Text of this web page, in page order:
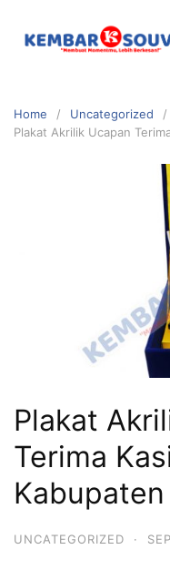
Home
Uncategorized
Plakat Akrilik Ucapan
Plakat
Terima
UNCATEGORIZED ·